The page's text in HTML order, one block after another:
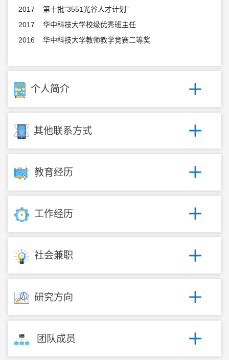
2017 第十批“3551光谷人才计划”
2017 华中科技大学校级优秀班主任
2016 华中科技大学教师教学竞赛二等奖
个人简介
其他联系方式
教育经历
工作经历
社会兼职
研究方向
团队成员